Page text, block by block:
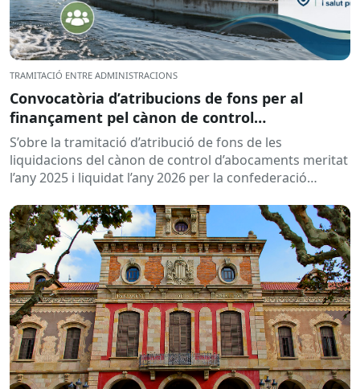
TRAMITACIÓ ENTRE ADMINISTRACIONS
Convocatòria d’atribucions de fons per al
finançament pel cànon de control
d’abocaments meritat l’any 2025 i liquidat l’any
2026
S’obre la tramitació d’atribució de fons de les
liquidacions del cànon de control d’abocaments meritat
l’any 2025 i liquidat l’any 2026 per la confederació